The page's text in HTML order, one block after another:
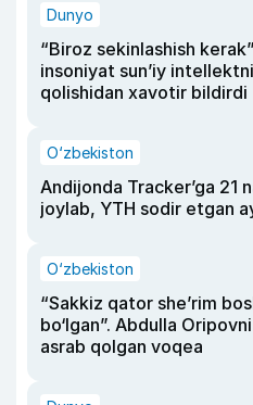
Dunyo
“Biroz sekinlashish
insoniyat sun’iy
qolishidan xavotir bildirdi
O‘zbekiston
Andijonda Tracker’ga 21
joylab, YTH sodir etgan
O‘zbekiston
“Sakkiz qator she’rim
bo‘lgan”. Abdulla
asrab qolgan voqea